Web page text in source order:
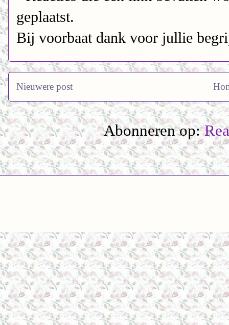
geplaatst.
Bij voorbaat dank voor jullie
Nieuwere post
Abonneren op: